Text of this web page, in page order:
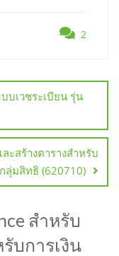
2
บเวชระเบียน รุ่น
ะสร้างตารางสำหรับ
ลุ่มสิทธิ (620710)
สำหรับ
บการเงิน